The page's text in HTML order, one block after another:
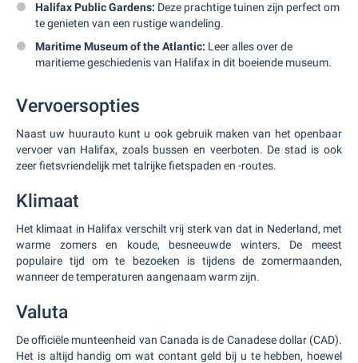
Halifax Public Gardens: Deze prachtige tuinen zijn perfect om
te genieten van een rustige wandeling.
Maritime Museum of the Atlantic: Leer alles over de
maritieme geschiedenis van Halifax in dit boeiende museum.
Vervoersopties
Naast uw huurauto kunt u ook gebruik maken van het openbaar
vervoer van Halifax, zoals bussen en veerboten. De stad is ook
zeer fietsvriendelijk met talrijke fietspaden en -routes.
Klimaat
Het klimaat in Halifax verschilt vrij sterk van dat in Nederland, met
warme zomers en koude, besneeuwde winters. De meest
populaire tijd om te bezoeken is tijdens de zomermaanden,
wanneer de temperaturen aangenaam warm zijn.
Valuta
De officiële munteenheid van Canada is de Canadese dollar (CAD).
Het is altijd handig om wat contant geld bij u te hebben, hoewel